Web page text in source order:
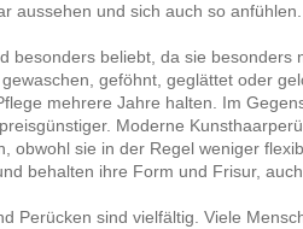
aussehen und sich auch so anfühlen.
besonders beliebt, da sie besonders
geföhnt, geglättet oder
mehrere Jahre halten. Im
Moderne
obwohl sie in der Regel weniger
behalten ihre Form und Frisur,
Perücken sind vielfältig. Viele